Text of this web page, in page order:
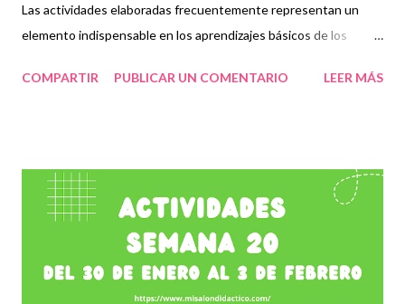
Las actividades elaboradas frecuentemente representan un
elemento indispensable en los aprendizajes básicos de los
terminan de entender en su totalidad, por ello es necesario
de recursos. Establecer esto como un trabajo conjunto que
permita a maestros, padres de familia y alumnos trabajar con
especial atención, será fundamental durante todo el ciclo
escolar a través de vídeos, ejercicios, prácticas y en general
COMPARTIR PUBLICAR UN COMENTARIO LEER MÁS